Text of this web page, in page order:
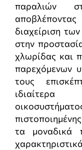
παραλιών
διαχείριση
στην
χλωρίδας και
παρεχόμενων
τους
ιδιαίτερα
τα μοναδικά